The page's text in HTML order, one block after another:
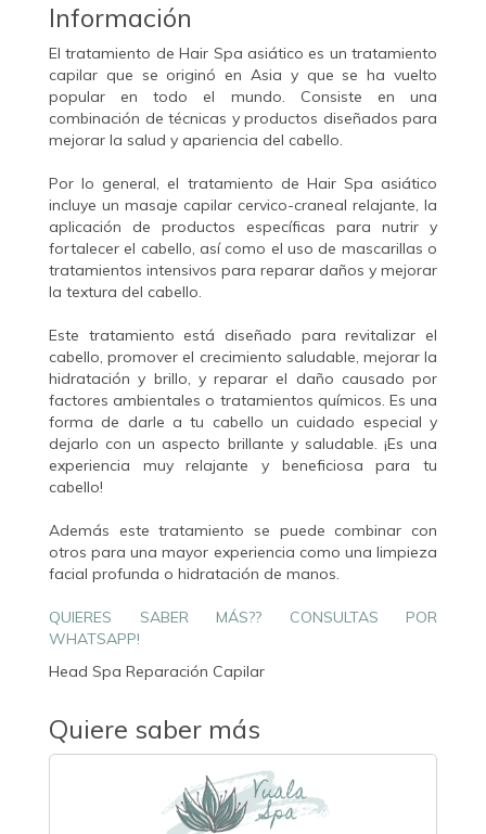
Información
El tratamiento de Hair Spa asiático es un tratamiento
capilar que se originó en Asia y que se ha vuelto
popular en todo el mundo. Consiste en una
combinación de técnicas y productos diseñados para
mejorar la salud y apariencia del cabello.
Por lo general, el tratamiento de Hair Spa asiático
incluye un masaje capilar cervico-craneal relajante, la
aplicación de productos específicas para nutrir y
fortalecer el cabello, así como el uso de mascarillas o
tratamientos intensivos para reparar daños y mejorar
la textura del cabello.
Este tratamiento está diseñado para revitalizar el
cabello, promover el crecimiento saludable, mejorar la
hidratación y brillo, y reparar el daño causado por
factores ambientales o tratamientos químicos. Es una
forma de darle a tu cabello un cuidado especial y
dejarlo con un aspecto brillante y saludable. ¡Es una
experiencia muy relajante y beneficiosa para tu
cabello!
Además este tratamiento se puede combinar con
otros para una mayor experiencia como una limpieza
facial profunda o hidratación de manos.
QUIERES SABER MÁS?? CONSULTAS POR
WHATSAPP!
Head Spa Reparación Capilar
Quiere saber más